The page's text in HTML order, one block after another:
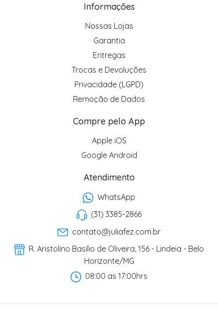
Informações
Nossas Lojas
Garantia
Entregas
Trocas e Devoluções
Privacidade (LGPD)
Remoção de Dados
Compre pelo App
Apple iOS
Google Android
Atendimento
WhatsApp
(31) 3385-2866
contato@juliafez.com.br
R. Aristolino Basilio de Oliveira, 156 - Lindeia - Belo
Horizonte/MG
08:00 as 17:00hrs